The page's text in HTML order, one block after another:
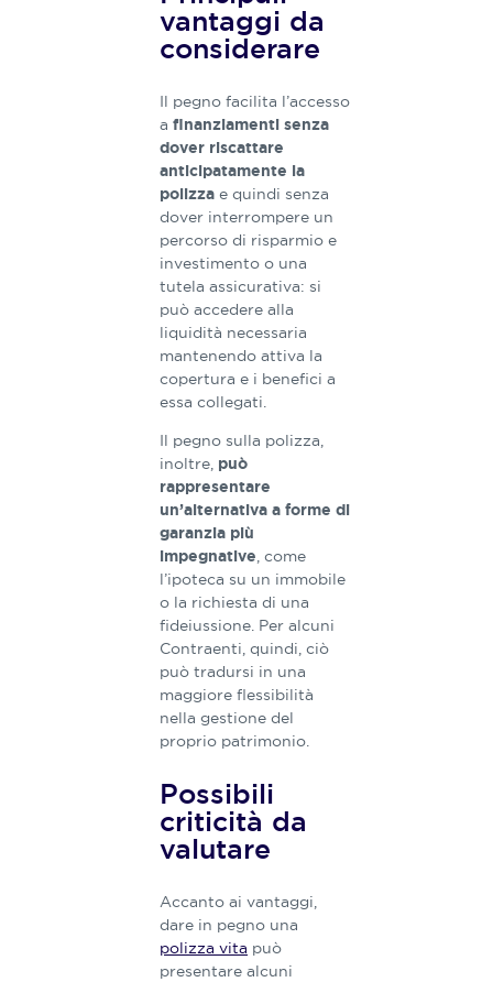
vantaggi da
considerare
Il pegno facilita l’accesso
afinanziamenti senza
dover riscattare
anticipatamente la
polizza e quindi senza
dover interrompere un
percorso di risparmio e
investimento o una
tutela assicurativa: si
può accedere alla
liquidità necessaria
mantenendo attiva la
copertura e i benefici a
essa collegati.
Il pegno sulla polizza,
inoltre, può
rappresentare
un’alternativa a forme di
garanzia più
impegnative, come
l’ipoteca su un immobile
o la richiesta di una
fideiussione. Per alcuni
Contraenti, quindi, ciò
può tradursi in una
maggiore flessibilità
nella gestione del
proprio patrimonio.
Possibili
criticità da
valutare
Accanto ai vantaggi,
dare in pegno una
polizza vita può
presentare alcuni